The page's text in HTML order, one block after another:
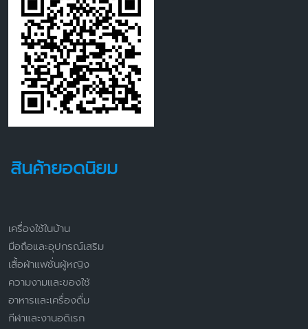
สินค้ายอดนิยม
เครื่องใช้ในบ้าน
มือถือและอุปกรณ์เสริม
เสื้อผ้าแฟชั่นผู้หญิง
ความงามและของใช้
อาหารและเครื่องดื่ม
กีฬาและงานอดิเรก